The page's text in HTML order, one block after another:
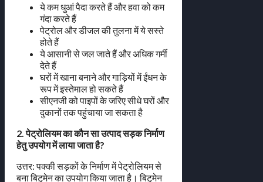
ये कम धुआं पैदा करते हैं और हवा को कम
गंदा करते हैं
पेट्रोल और डीजल की तुलना में ये सस्ते
होते हैं
ये आसानी से जल जाते हैं और अधिक गर्मी
देते हैं
घरों में खाना बनाने और गाड़ियों में ईंधन के
रूप में इस्तेमाल हो सकते हैं
सीएनजी को पाइपों के जरिए सीधे घरों और
दुकानों तक पहुंचाया जा सकता है
2. पेट्रोलियम का कौन सा उत्पाद सड़क निर्माण
हेतु उपयोग में लाया जाता है?
उत्तर: पक्की सड़कों के निर्माण में पेट्रोलियम से
बना बिटुमेन का उपयोग किया जाता है। बिटुमेन